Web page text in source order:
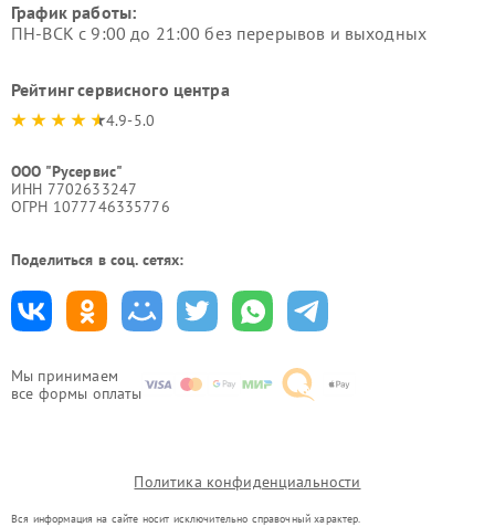
Мы принимаем
все формы оплаты
График работы:
ПН-ВСК с 9:00 до 21:00 без перерывов и выходных
Рейтинг сервисного центра
4.9-5.0
ООО "Русервис"
ИНН 7702633247
ОГРН 1077746335776
Поделиться в соц. сетях:
Политика конфиденциальности
Вся информация на сайте носит исключительно справочный характер.